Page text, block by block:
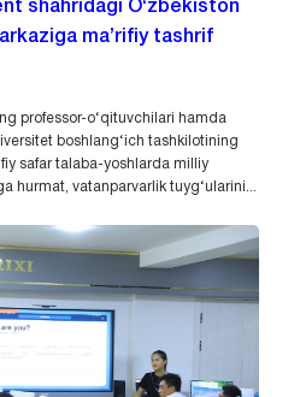
shahridagi O‘zbekiston
ma’rifiy tashrif
professor-o‘qituvchilari hamda
boshlang‘ich tashkilotining
safar talaba-yoshlarda milliy
hurmat, vatanparvarlik tuyg‘ularini...